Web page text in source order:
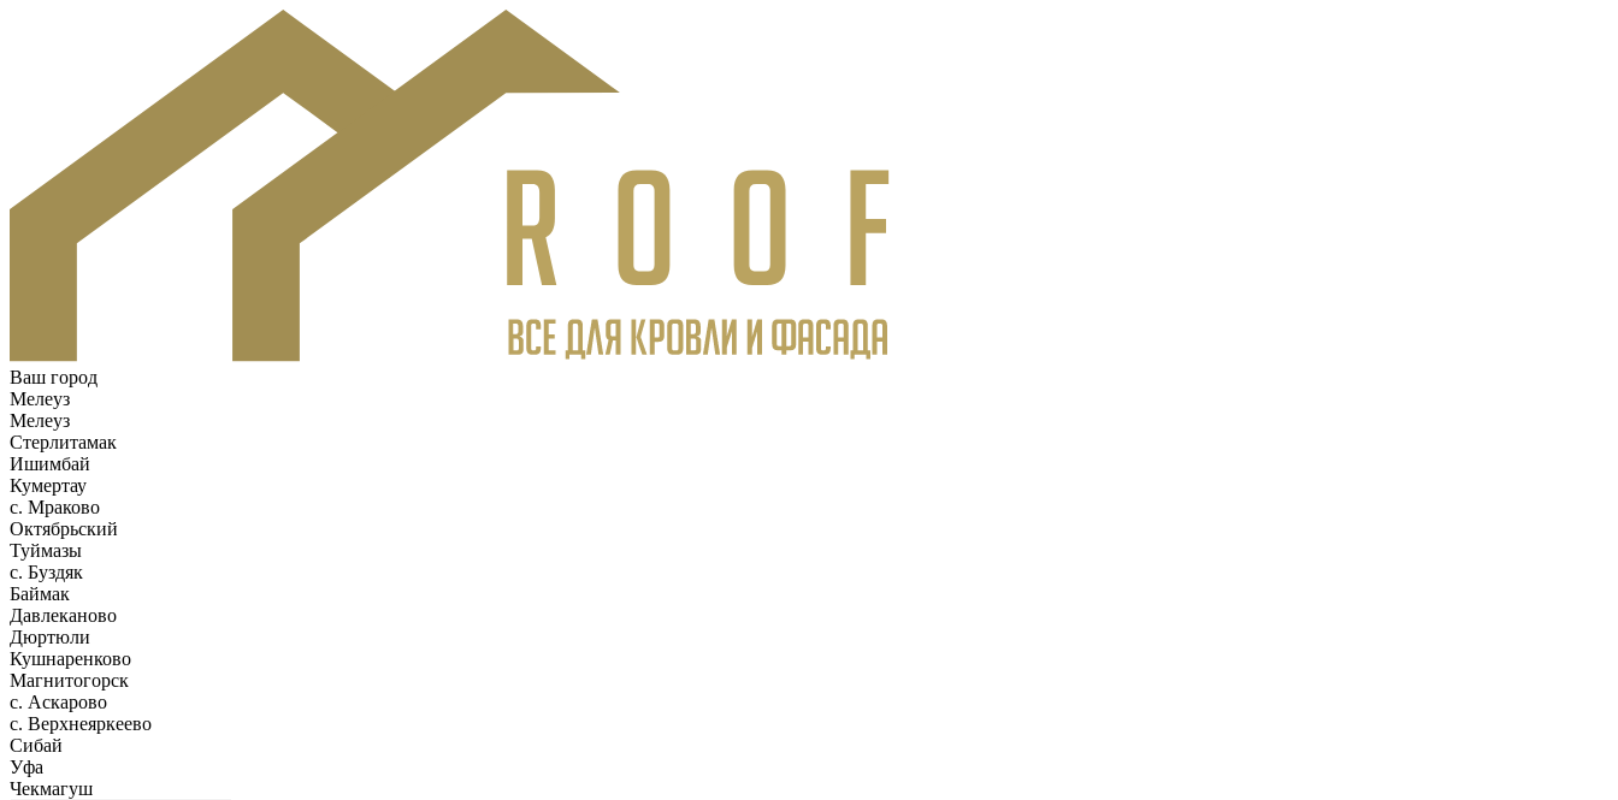
Ваш город
Мелеуз
Мелеуз
Стерлитамак
Ишимбай
Кумертау
c. Мраково
Октябрьский
Туймазы
c. Буздяк
Баймак
Давлеканово
Дюртюли
Кушнаренково
Магнитогорск
с. Аскарово
с. Верхнеяркеево
Сибай
Уфа
Чекмагуш